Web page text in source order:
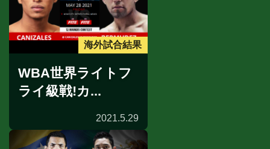
海外試合結果
WBA世界ライトフ
ライ級戦!カ...
2021.5.29